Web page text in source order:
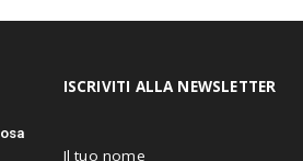
ISCRIVITI ALLA NEWSLETTER
Il tuo nome